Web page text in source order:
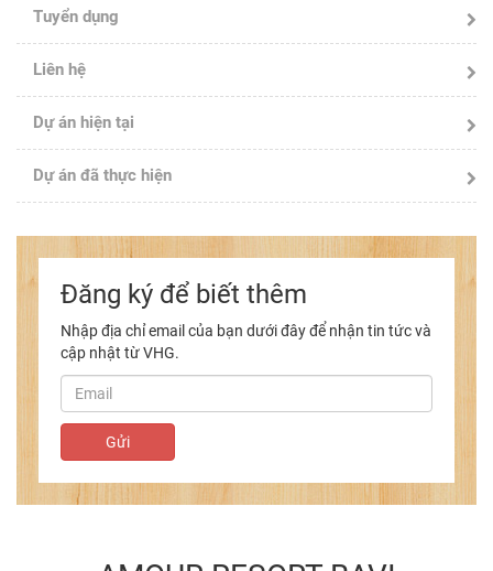
Tuyển dụng
Liên hệ
Dự án hiện tại
Dự án đã thực hiện
Đăng ký để biết thêm
Nhập địa chỉ email của bạn dưới đây để nhận tin tức và
cập nhật từ VHG.